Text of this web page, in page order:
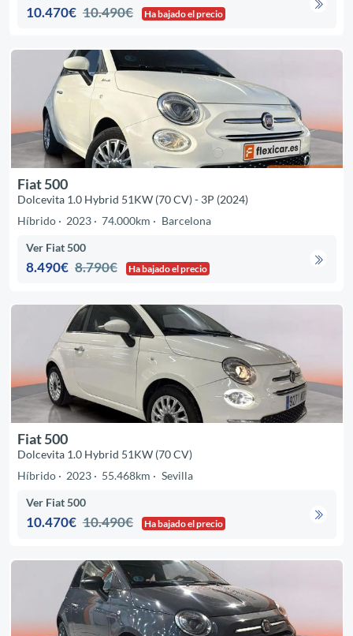
10.470€ 10.490€ Ha bajado el precio
Fiat 500
Dolcevita 1.0 Hybrid 51KW (70 CV) - 3P (2024)
Híbrido
2023 74.000km Barcelona
Ver Fiat 500
8.490€ 8.790€ Ha bajado el precio
Fiat 500
Dolcevita 1.0 Hybrid 51KW (70 CV)
Híbrido
2023 55.468km Sevilla
Ver Fiat 500
10.470€ 10.490€ Ha bajado el precio